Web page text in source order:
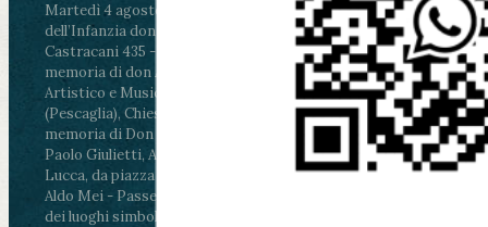
Martedì 4 agosto2026
ore 11:30 - Lucca, Scuola
dell’Infanzia don Aldo Mei - Viale Castruccio
Castracani 435 - Inaugurazione murales in
memoria di don Aldo Mei curato dal Liceo
Artistico e Musicale “Passaglia”
ore 18 - Fiano
(Pescaglia), Chiesa parrocchiale - Messa in
memoria di Don Aldo Mei celebrata da mons.
Paolo Giulietti, Arcivescovo di Lucca
ore 20.30 -
Lucca, da piazza San Michele al Cippo di don
Aldo Mei - Passeggiata della Memoria in alcuni
dei luoghi simbolo della città. Ritrovo alle ore